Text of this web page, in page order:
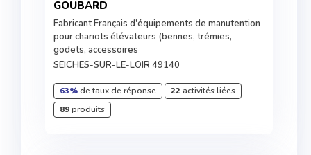
GOUBARD
Fabricant Français d'équipements de manutention
pour chariots élévateurs (bennes, trémies,
godets, accessoires
SEICHES-SUR-LE-LOIR 49140
63%de taux de réponse 22activités liées
89produits